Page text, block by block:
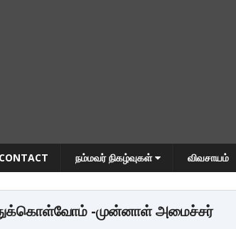
CONTACT நம்மவர் நிகழ்வுகள் விவசாயம்
-முன்னாள் அமைச்சர்